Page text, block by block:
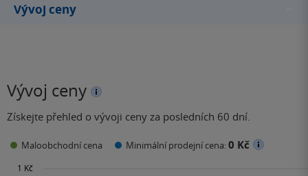
Vývoj ceny
Vývoj ceny
Získejte přehled o vývoji ceny za posledních 60 dní.
Maloobchodní cena Minimální prodejní cena:0 Kč